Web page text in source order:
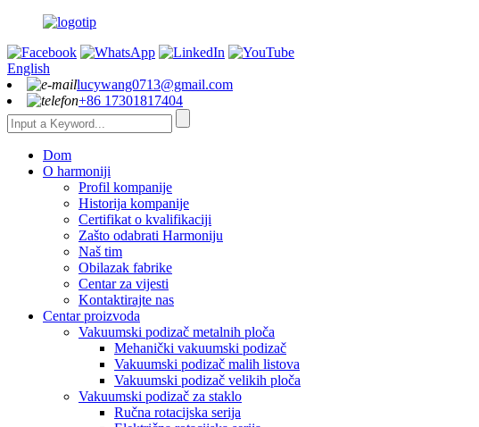
English
lucywang0713@gmail.com
+86 17301817404
Dom
O harmoniji
Profil kompanije
Historija kompanije
Certifikat o kvalifikaciji
Zašto odabrati Harmoniju
Naš tim
Obilazak fabrike
Centar za vijesti
Kontaktirajte nas
Centar proizvoda
Vakuumski podizač metalnih ploča
Mehanički vakuumski podizač
Vakuumski podizač malih listova
Vakuumski podizač velikih ploča
Vakuumski podizač za staklo
Ručna rotacijska serija